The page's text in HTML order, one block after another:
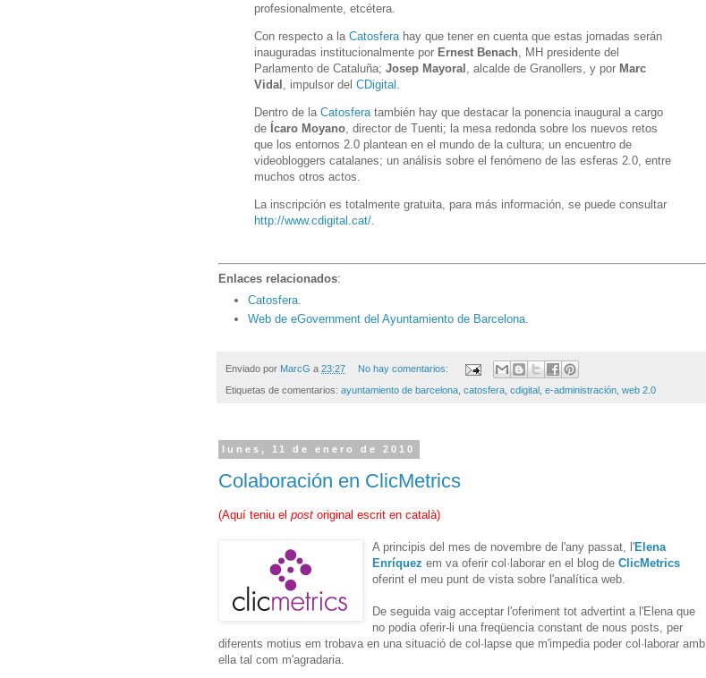
profesionalmente, etcétera.
Con respecto a la Catosfera hay que tener en cuenta que estas jornadas serán
inauguradas institucionalmente por Ernest Benach , MH presidente del
Parlamento de Cataluña; Josep Mayoral , alcalde de Granollers, y por Marc
Vidal
, impulsor del CDigital
Dentro de la Catosfera también hay que destacar la ponencia inaugural a cargo
de Ícaro Moyano , director de Tuenti; la mesa redonda sobre los nuevos retos
que los entornos 2.0 plantean en el mundo de la cultura; un encuentro de
videobloggers catalanes; un análisis sobre el fenómeno de las esferas 2.0, entre
muchos otros actos.
La inscripción es totalmente gratuita, para más información, se puede consultar
http://www.cdigital.cat/.
Enlaces relacionados:
Catosfera.
Web de eGovernment del Ayuntamiento de Barcelona.
Enviado por MarcG a 23:27 No hay comentarios:
Etiquetas de comentarios: ayuntamiento de barcelona catosfera cdigital e-administración web 2.0
lunes, 11 de enero de 2010
Colaboración en ClicMetrics
(Aquí teniu el post original escrit en català)
A principis del mes de novembre de l'any passat, l'Elena
Enríquez em va oferir col·laborar en el blog de ClicMetrics
oferint el meu punt de vista sobre l'analítica web.
De seguida vaig acceptar l'oferiment tot advertint a l'Elena que
no podia oferir-li una freqüencia constant de nous posts, per
diferents motius em trobava en una situació de col·lapse que m'impedia poder col·laborar amb
ella tal com m'agradaria.